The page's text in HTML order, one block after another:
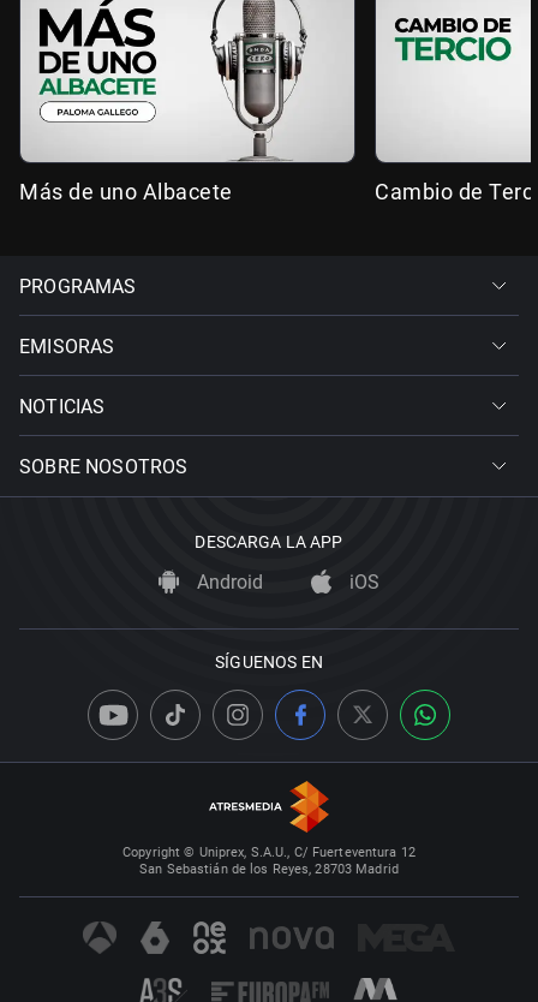
Más de uno Albacete Cambio de
PROGRAMAS
EMISORAS
NOTICIAS
SOBRE NOSOTROS
DESCARGA LA APP
Android iOS
SÍGUENOS EN
Copyright © Uniprex, S.A.U., C/ Fuerteventura 12
San Sebastián de los Reyes, 28703 Madrid